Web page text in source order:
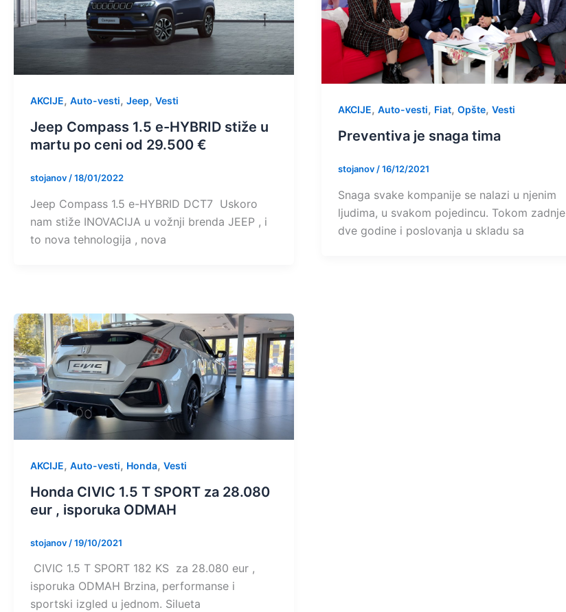
AKCIJE, Auto-vesti, Jeep, Vesti
Jeep Compass 1.5 e-HYBRID stiže u
martu po ceni od 29.500 €
stojanov /18/01/2022
Jeep Compass 1.5 e-HYBRID DCT7 Uskoro
nam stiže INOVACIJA u vožnji brenda JEEP , i
to nova tehnologija , nova
AKCIJE, Auto-vesti, Fiat, Opšte, Vesti
Preventiva je snaga tima
stojanov /16/12/2021
Snaga svake kompanije se nalazi u njenim
ljudima, u svakom pojedincu. Tokom zadnje
dve godine i poslovanja u skladu sa
AKCIJE, Auto-vesti, Honda, Vesti
Honda CIVIC 1.5 T SPORT za 28.080
eur , isporuka ODMAH
stojanov /19/10/2021
CIVIC 1.5 T SPORT 182 KS za 28.080 eur ,
isporuka ODMAH Brzina, performanse i
sportski izgled u jednom. Silueta